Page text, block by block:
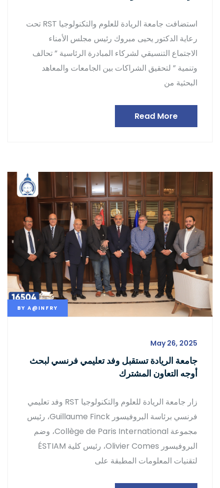
استضافت جامعة الريادة للعلوم والتكنولوجيا RST تحت
رعاية الدكتور يحيى مبروك رئيس مجلس الأمناء
الاجتماع التنسيقي لشركاء المبادرة الرئاسية ” تحالف
وتنمية ” لتحقيق الشراكات بين الجامعات والمعاهد
البحثية من
Read More
BY A@INFRY
May 26, 2025
جامعة الريادة تستقبل وفد تعليمي فرنسي لبحث
أوجه التعاون المشترك
زار جامعة الريادة للعلوم والتكنولوجيا RST وفد تعليمي
فرنسي برئاسة البروفيسور Guillaume Finck، رئيس
مجموعة Collège de Paris International، وضم
البروفيسور Olivier Comes، رئيس كلية ÉSTIAM
لتقنيات المعلومات المطبقة على